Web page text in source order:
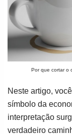
Por que cortar o
Neste artigo,
símbolo da
interpretação
verdadeiro